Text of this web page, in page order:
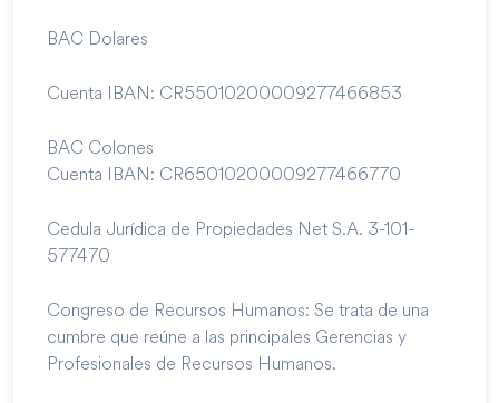
BAC Dolares
Cuenta IBAN: CR55010200009277466853
BAC Colones
Cuenta IBAN: CR65010200009277466770
Cedula Jurídica de Propiedades Net S.A. 3-101-
577470
Congreso de Recursos Humanos: Se trata de una
cumbre que reúne a las principales Gerencias y
Profesionales de Recursos Humanos.